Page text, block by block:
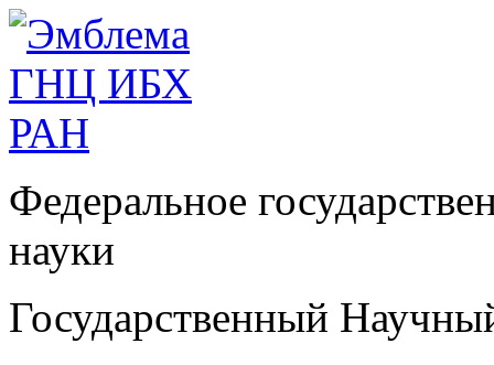
Федеральное
науки
Государственный